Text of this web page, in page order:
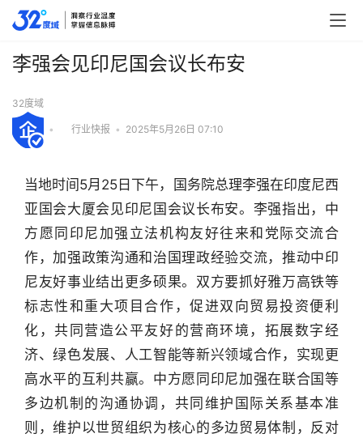
行
业
李强会见印尼国会议长布安
32度域
• 行业快报 • 2025年5月26日 07:10
当地时间5月25日下午，国务院总理李强在印度尼西
亚国会大厦会见印尼国会议长布安。李强指出，中
方愿同印尼加强立法机构友好往来和党际交流合
作，加强政策沟通和治国理政经验交流，推动中印
尼友好事业结出更多硕果。双方要抓好雅万高铁等
标志性和重大项目合作，促进双向贸易投资便利
化，共同营造公平友好的营商环境，拓展数字经
济、绿色发展、人工智能等新兴领域合作，实现更
高水平的互利共赢。中方愿同印尼加强在联合国等
多边机制的沟通协调，共同维护国际关系基本准
则，维护以世贸组织为核心的多边贸易体制，反对